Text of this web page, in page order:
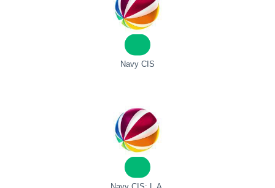
Navy CIS